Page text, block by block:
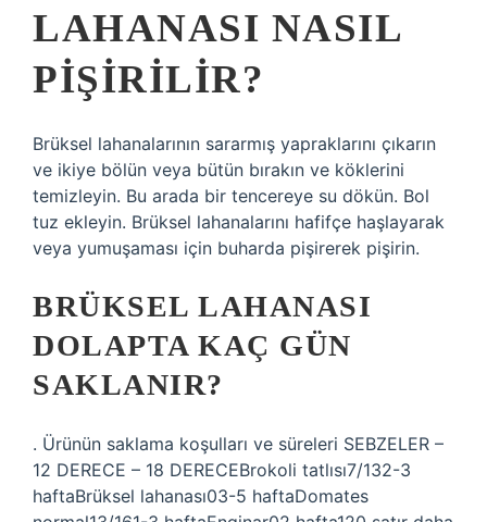
LAHANASI NASIL
PIŞIRILIR?
Brüksel lahanalarının sararmış yapraklarını çıkarın
ve ikiye bölün veya bütün bırakın ve köklerini
temizleyin. Bu arada bir tencereye su dökün. Bol
tuz ekleyin. Brüksel lahanalarını hafifçe haşlayarak
veya yumuşaması için buharda pişirerek pişirin.
BRÜKSEL LAHANASI
DOLAPTA KAÇ GÜN
SAKLANIR?
. Ürünün saklama koşulları ve süreleri SEBZELER –
12 DERECE – 18 DERECEBrokoli tatlısı7/132-3
haftaBrüksel lahanası03-5 haftaDomates